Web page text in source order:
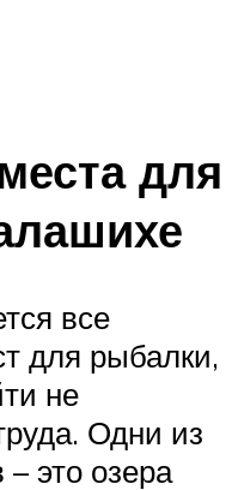
для
все
для рыбалки,
не
Одни из
это озера